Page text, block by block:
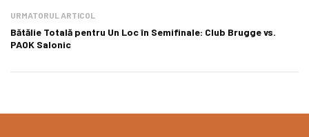
URMATORUL ARTICOL
Bătălie Totală pentru Un Loc în Semifinale: Club Brugge vs.
PAOK Salonic